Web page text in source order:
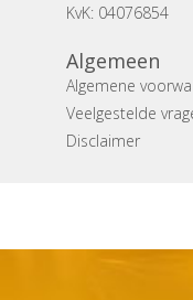
KvK: 04076854
Algemeen
Algemene
Veelgestelde
Disclaimer